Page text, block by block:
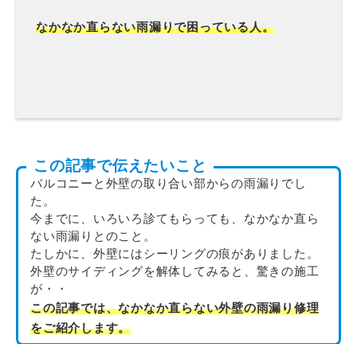
なかなか直らない雨漏りで困っている人。
この記事で伝えたいこと
バルコニーと外壁の取り合い部からの雨漏りでし
た。
今までに、いろいろ診てもらっても、なかなか直ら
ない雨漏りとのこと。
たしかに、外壁にはシーリングの痕がありました。
外壁のサイディングを解体してみると、驚きの施工
が・・
この記事では、なかなか直らない外壁の雨漏り修理
をご紹介します。